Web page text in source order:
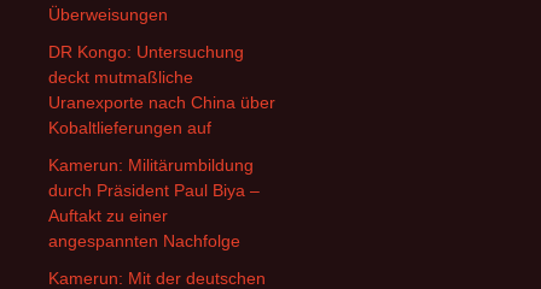
Überweisungen
DR Kongo: Untersuchung
deckt mutmaßliche
Uranexporte nach China über
Kobaltlieferungen auf
Kamerun: Militärumbildung
durch Präsident Paul Biya –
Auftakt zu einer
angespannten Nachfolge
Kamerun: Mit der deutschen